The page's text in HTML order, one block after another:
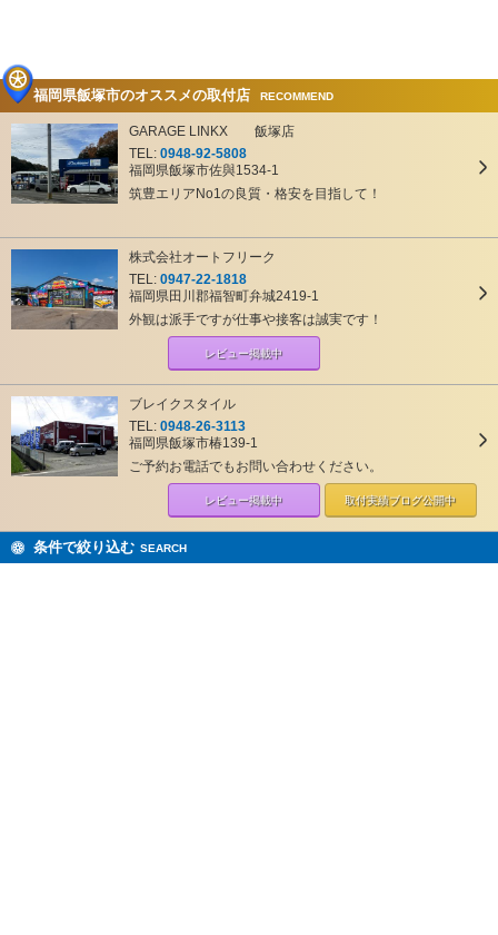
福岡県飯塚市のオススメの取付店 RECOMMEND
GARAGE LINKX 飯塚店
TEL: 0948-92-5808
福岡県飯塚市佐與1534-1
筑豊エリアNo1の良質・格安を目指して！
株式会社オートフリーク
TEL: 0947-22-1818
福岡県田川郡福智町弁城2419-1
外観は派手ですが仕事や接客は誠実です！
レビュー掲載中
ブレイクスタイル
TEL: 0948-26-3113
福岡県飯塚市椿139-1
ご予約お電話でもお問い合わせください。
レビュー掲載中 取付実績ブログ公開中
条件で絞り込む SEARCH